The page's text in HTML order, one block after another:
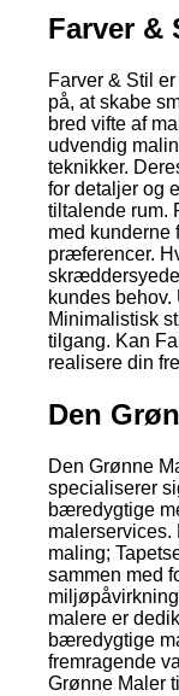
Farver &
Farver & Stil
på, at skabe
bred vifte af
udvendig
teknikker.
for detaljer og
tiltalende rum.
med kunderne
præferencer.
kundes
Minimalistisk
tilgang. Kan
realisere din
Den
Den Grønne
specialiserer
bæredygtige
malerservices.
maling;
sammen med
malere er
bæredygtige
fremragende
Grønne Maler